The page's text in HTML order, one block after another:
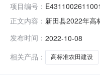
项目编号：
正文内容： 新田县2022年高
柏帆建设有限公
发布时间： 2022-10-08
相关产品：
高标准农田建设